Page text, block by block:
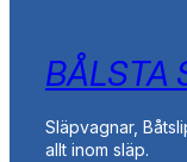
BÅLSTA
Släpvagnar,
allt inom släp.